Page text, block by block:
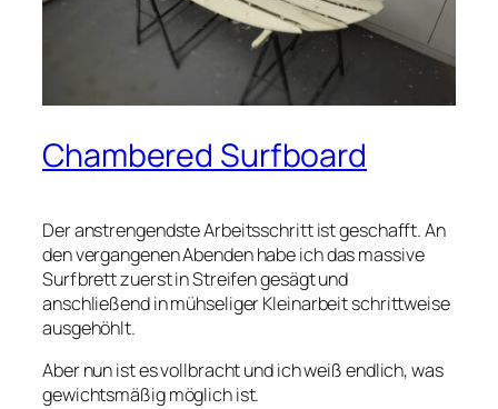
Chambered Surfboard
Der anstrengendste Arbeitsschritt ist geschafft. An
den vergangenen Abenden habe ich das massive
Surfbrett zuerst in Streifen gesägt und
anschließend in mühseliger Kleinarbeit schrittweise
ausgehöhlt.
Aber nun ist es vollbracht und ich weiß endlich, was
gewichtsmäßig möglich ist.